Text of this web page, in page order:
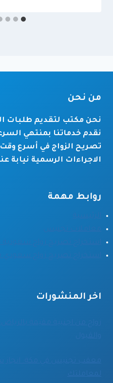
من نحن
نحن مكتب لتقديم طلبات
نقدم خدماتنا بمنتهي
تصريح الزواج في أسرع
الاجراءات الرسمية نيابة
روابط مهمة
الرئيسية
معاملات تجنيس
استخراج تصريح زواج سعودية
استخراج تصريح زواج سعودي
اخر المنشورات
زواج من اجنبية مقيمة
معقب تجنيس في مكة: انجاز